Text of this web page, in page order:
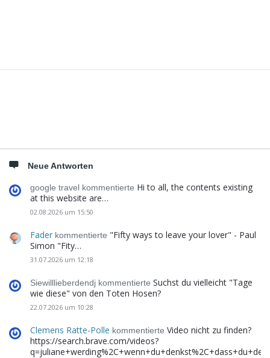
Neue Antworten
google travel kommentierte Hi to all, the contents existing
at this website are…
02.08.2026 um 15:50
Fader kommentierte "Fifty ways to leave your lover" - Paul
Simon "Fity…
31.07.2026 um 12:18
Siewilllieberdendj kommentierte Suchst du vielleicht "Tage
wie diese" von den Toten Hosen?
22.07.2026 um 10:28
Clemens Ratte-Polle kommentierte Video nicht zu finden?
https://search.brave.com/videos?